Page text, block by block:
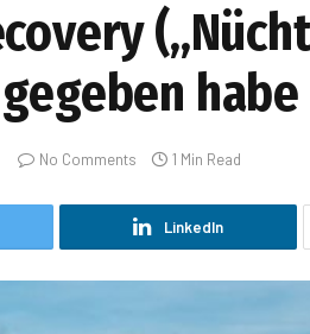
No Comments 1 Min Read
LinkedIn